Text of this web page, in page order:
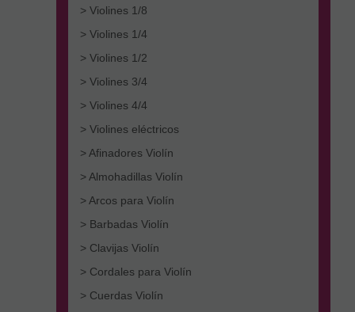
> Violines 1/8
> Violines 1/4
> Violines 1/2
> Violines 3/4
> Violines 4/4
> Violines eléctricos
> Afinadores Violín
> Almohadillas Violín
> Arcos para Violín
> Barbadas Violín
> Clavijas Violín
> Cordales para Violín
> Cuerdas Violín